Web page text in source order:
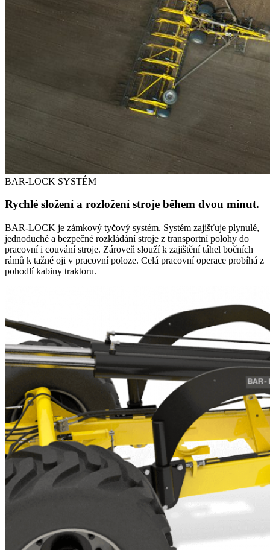
BAR-LOCK SYSTÉM
Rychlé složení a rozložení stroje během dvou minut.
BAR-LOCK je zámkový tyčový systém. Systém zajišťuje plynulé,
jednoduché a bezpečné rozkládání stroje z transportní polohy do
pracovní i couvání stroje. Zároveň slouží k zajištění táhel bočních
rámů k tažné oji v pracovní poloze. Celá pracovní operace probíhá z
pohodlí kabiny traktoru.